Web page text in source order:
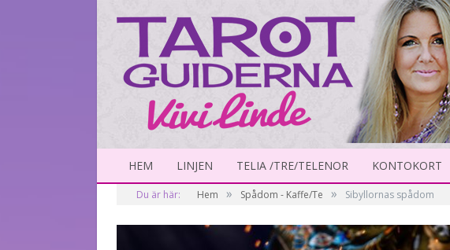
HEM LINJEN TELIA /TRE/TELENOR KONTOKORT
Du är här: Hem » Spådom - Kaffe/Te » Sibyllornas spådom